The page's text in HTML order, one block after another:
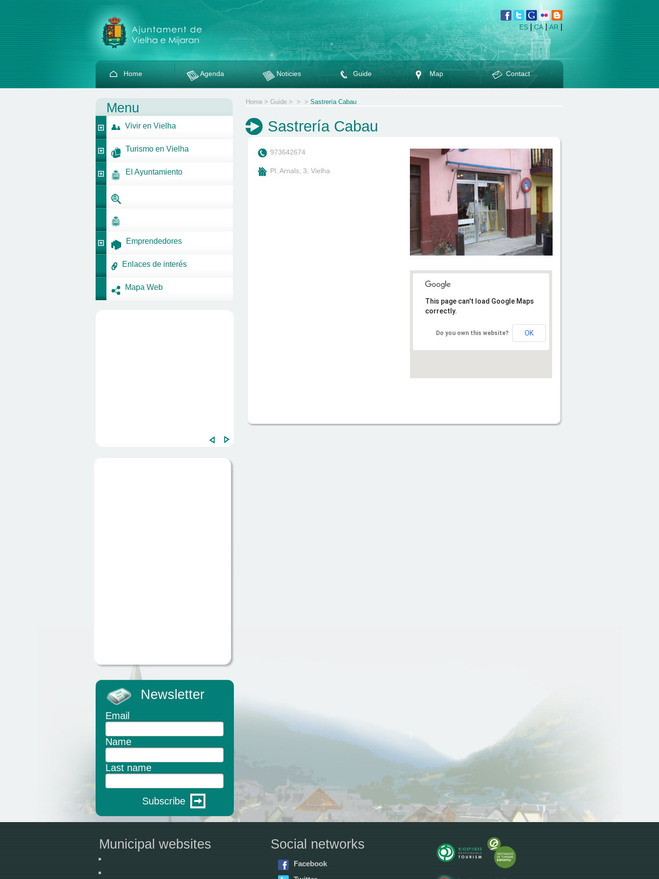
ES CA | AR
Home Agenda Noticies Guide Map Contact
Menu
Vivir en Vielha
Turismo en Vielha
El Ayuntamiento
Emprendedores
Enlaces de interés
Mapa Web
Newsletter
Email
Name
Last name
Subscribe
Home > Guide > > > Sastrería Cabau
Sastrería Cabau
973642674
Pl. Arnals, 3, Vielha
This page can't load Google Maps
correctly.
Do you own this website? OK
Municipal websites Social networks
Facebook